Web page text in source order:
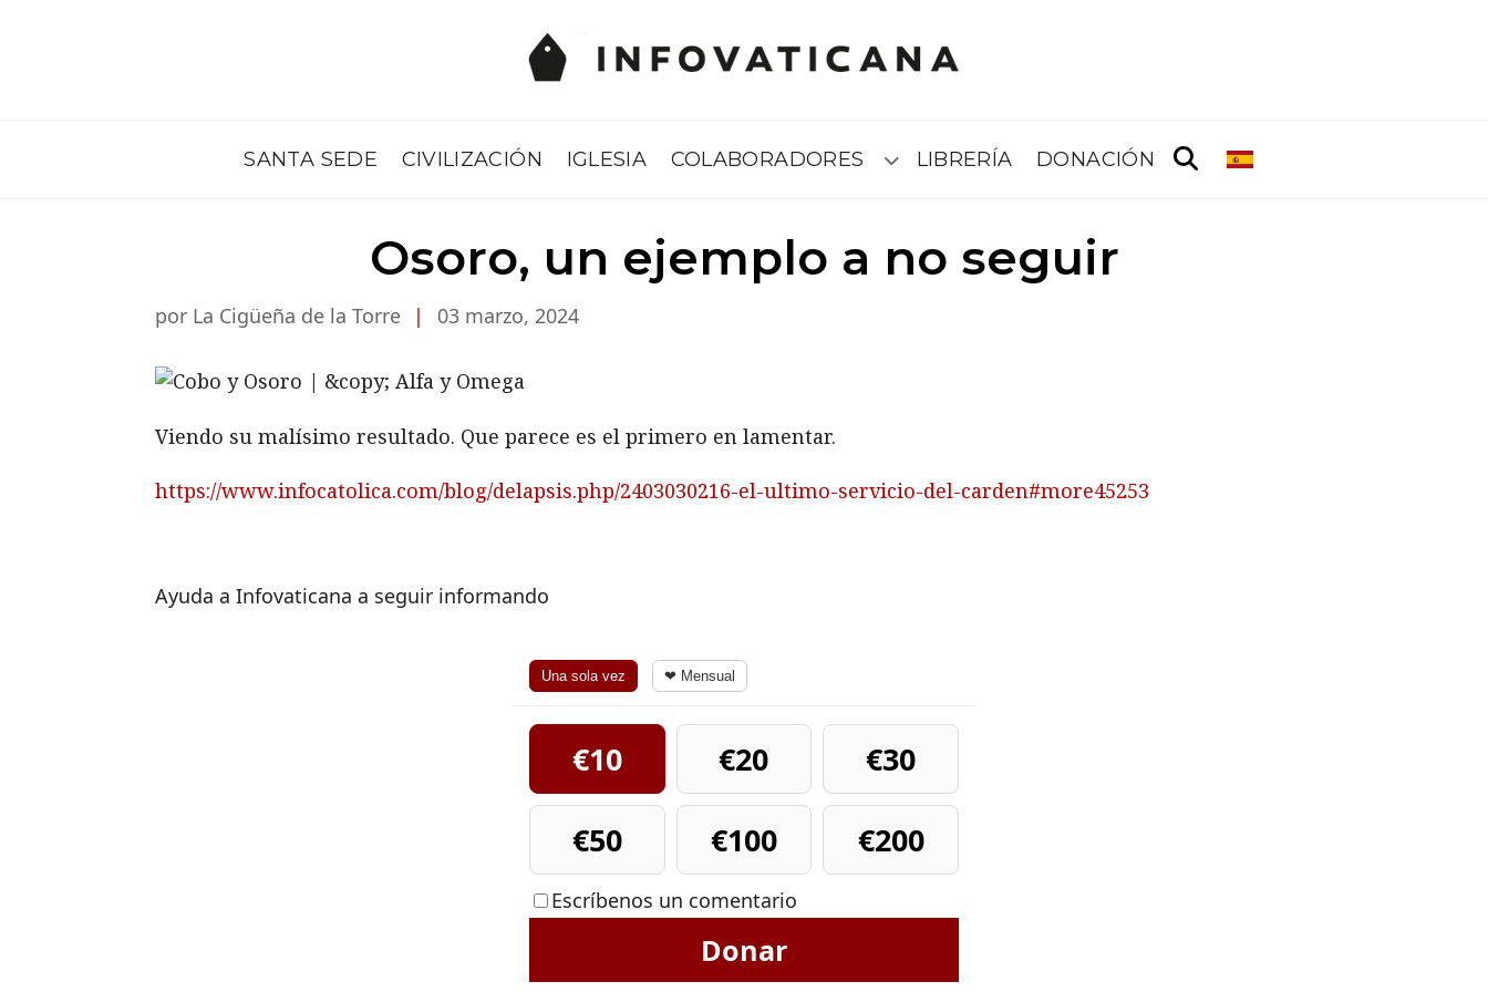
SANTA SEDE CIVILIZACIÓN IGLESIA COLABORADORES Submenú
LIBRERÍA DONACIÓN
Osoro, un ejemplo a no seguir
por La Cigüeña de la Torre | 03 marzo, 2024
Viendo su malísimo resultado. Que parece es el primero en lamentar.
https://www.infocatolica.com/blog/delapsis.php/2403030216-el-ultimo-servicio-del-carden#more45253
Ayuda a Infovaticana a seguir informando
Una sola vez ❤ Mensual
€10 €20
€30
€50
€100 €200
Escríbenos un comentario
Donar